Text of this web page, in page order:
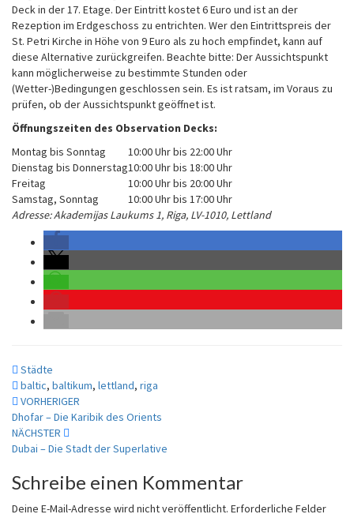
Deck in der 17. Etage. Der Eintritt kostet 6 Euro und ist an der
Rezeption im Erdgeschoss zu entrichten. Wer den Eintrittspreis der
St. Petri Kirche in Höhe von 9 Euro als zu hoch empfindet, kann auf
diese Alternative zurückgreifen. Beachte bitte: Der Aussichtspunkt
kann möglicherweise zu bestimmte Stunden oder
(Wetter-)Bedingungen geschlossen sein. Es ist ratsam, im Voraus zu
prüfen, ob der Aussichtspunkt geöffnet ist.
Öffnungszeiten des Observation Decks:
Montag bis Sonntag
10:00 Uhr bis 22:00 Uhr
Dienstag bis Donnerstag10:00 Uhr bis 18:00 Uhr
Freitag
10:00 Uhr bis 20:00 Uhr
Samstag, Sonntag
10:00 Uhr bis 17:00 Uhr
Adresse:Akademijas Laukums 1, Riga, LV-1010, Lettland
Städte
baltic, baltikum, lettland, riga
VORHERIGER
Dhofar – Die Karibik des Orients
NÄCHSTER
Dubai – Die Stadt der Superlative
Schreibe einen Kommentar
Deine E-Mail-Adresse wird nicht veröffentlicht. Erforderliche Felder